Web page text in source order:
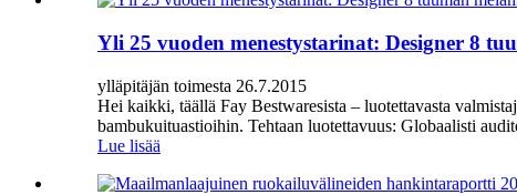
Yli 25 vuoden menestystarinat: Designer 8
ylläpitäjän toimesta 26.7.2015
Hei kaikki, täällä Fay Bestwaresista – luotettavasta
bambukuituastioihin. Tehtaan luotettavuus: Globaalisti
Lue lisää